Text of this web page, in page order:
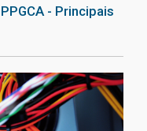
PPGCA - Principais